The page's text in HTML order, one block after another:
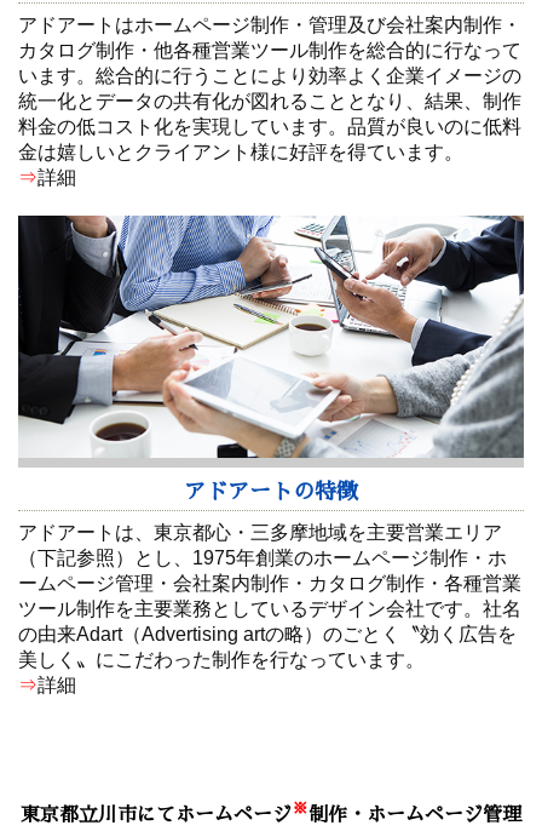
アドアートはホームページ制作・管理及び会社案内制作・
カタログ制作・他各種営業ツール制作を総合的に行なって
います。総合的に行うことにより効率よく企業イメージの
統一化とデータの共有化が図れることとなり、結果、制作
料金の低コスト化を実現しています。品質が良いのに低料
金は嬉しいとクライアント様に好評を得ています。
⇒詳細
アドアートの特徴
アドアートは、東京都心・三多摩地域を主要営業エリア
（下記参照）とし、1975年創業のホームページ制作・ホ
ームページ管理・会社案内制作・カタログ制作・各種営業
ツール制作を主要業務としているデザイン会社です。社名
の由来Adart（Advertising artの略）のごとく〝効く広告を
美しく〟にこだわった制作を行なっています。
⇒詳細
東京都立川市にてホームページ ※制作・ホームページ管理